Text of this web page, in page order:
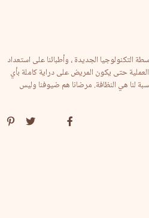
التكنولوجيا الجديدة ، وأطبائنا على استعداد
حتى يكون المريض على دراية كاملة بأي
لنا هي النظافة. مرضانا هم ضيوفنا وليس